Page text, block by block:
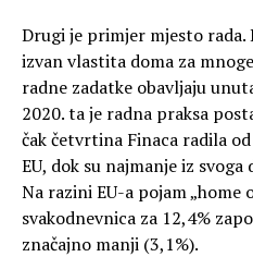
Drugi je primjer mjesto rada.
izvan vlastita doma za
radne zadatke obavljaju
2020. ta je radna praksa
čak četvrtina Finaca radila
EU, dok su najmanje iz
Na razini EU-a pojam „home
svakodnevnica za 12,4%
značajno manji (3,1%).